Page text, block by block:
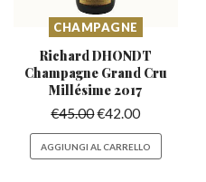
CHAMPAGNE
Richard DHONDT
Champagne Grand Cru
Millésime 2017
€45.00€42.00
AGGIUNGI AL CARRELLO